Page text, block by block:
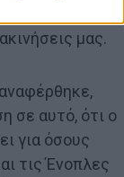
μας.
σε αυτό, ότι ο
για όσους
τις Ένοπλες